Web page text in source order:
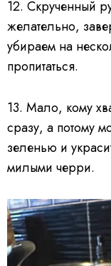
12. Скрученный
желательно,
убираем на
пропитаться.
13. Мало, кому
сразу, а потому
зеленью и
милыми черри.